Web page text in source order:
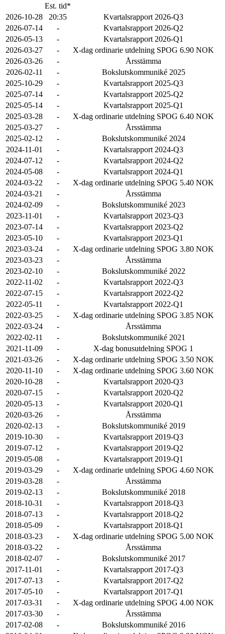
Est. tid*
2026-10-28
20:35
Kvartalsrapport 2026-Q3
2026-07-14
-
Kvartalsrapport 2026-Q2
2026-05-13
-
Kvartalsrapport 2026-Q1
2026-03-27
-
X-dag ordinarie utdelning SPOG 6.90 NOK
2026-03-26
-
Årsstämma
2026-02-11
-
Bokslutskommuniké 2025
2025-10-29
-
Kvartalsrapport 2025-Q3
2025-07-14
-
Kvartalsrapport 2025-Q2
2025-05-14
-
Kvartalsrapport 2025-Q1
2025-03-28
-
X-dag ordinarie utdelning SPOG 6.40 NOK
2025-03-27
-
Årsstämma
2025-02-12
-
Bokslutskommuniké 2024
2024-11-01
-
Kvartalsrapport 2024-Q3
2024-07-12
-
Kvartalsrapport 2024-Q2
2024-05-08
-
Kvartalsrapport 2024-Q1
2024-03-22
-
X-dag ordinarie utdelning SPOG 5.40 NOK
2024-03-21
-
Årsstämma
2024-02-09
-
Bokslutskommuniké 2023
2023-11-01
-
Kvartalsrapport 2023-Q3
2023-07-14
-
Kvartalsrapport 2023-Q2
2023-05-10
-
Kvartalsrapport 2023-Q1
2023-03-24
-
X-dag ordinarie utdelning SPOG 3.80 NOK
2023-03-23
-
Årsstämma
2023-02-10
-
Bokslutskommuniké 2022
2022-11-02
-
Kvartalsrapport 2022-Q3
2022-07-15
-
Kvartalsrapport 2022-Q2
2022-05-11
-
Kvartalsrapport 2022-Q1
2022-03-25
-
X-dag ordinarie utdelning SPOG 3.85 NOK
2022-03-24
-
Årsstämma
2022-02-11
-
Bokslutskommuniké 2021
2021-11-09
-
X-dag bonusutdelning SPOG 1
2021-03-26
-
X-dag ordinarie utdelning SPOG 3.50 NOK
2020-11-10
-
X-dag ordinarie utdelning SPOG 3.60 NOK
2020-10-28
-
Kvartalsrapport 2020-Q3
2020-07-15
-
Kvartalsrapport 2020-Q2
2020-05-13
-
Kvartalsrapport 2020-Q1
2020-03-26
-
Årsstämma
2020-02-13
-
Bokslutskommuniké 2019
2019-10-30
-
Kvartalsrapport 2019-Q3
2019-07-12
-
Kvartalsrapport 2019-Q2
2019-05-08
-
Kvartalsrapport 2019-Q1
2019-03-29
-
X-dag ordinarie utdelning SPOG 4.60 NOK
2019-03-28
-
Årsstämma
2019-02-13
-
Bokslutskommuniké 2018
2018-10-31
-
Kvartalsrapport 2018-Q3
2018-07-13
-
Kvartalsrapport 2018-Q2
2018-05-09
-
Kvartalsrapport 2018-Q1
2018-03-23
-
X-dag ordinarie utdelning SPOG 5.00 NOK
2018-03-22
-
Årsstämma
2018-02-07
-
Bokslutskommuniké 2017
2017-11-01
-
Kvartalsrapport 2017-Q3
2017-07-13
-
Kvartalsrapport 2017-Q2
2017-05-10
-
Kvartalsrapport 2017-Q1
2017-03-31
-
X-dag ordinarie utdelning SPOG 4.00 NOK
2017-03-30
-
Årsstämma
2017-02-08
-
Bokslutskommuniké 2016